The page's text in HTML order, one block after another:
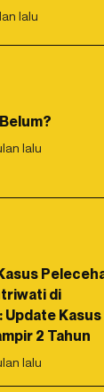
lalu
lalu
di
Kasus
2 Tahun
lalu